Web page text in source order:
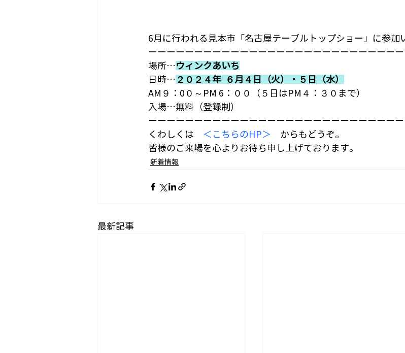
6月に行われる見本市「名古屋テーブルトップショー」に参加
ーーーーーーーーーーーーーーーーーーーーーーーーーーー
場所… ウィンクあいち
日時… ２０２４年  ６月４日（火）・５日（水）
AM９：0０～PM 6：００（５日はPM４：３０まで）
入場…無料（登録制）
ーーーーーーーーーーーーーーーーーーーーーーーーーーー
くわしくは
＜こちらのHP＞
からもどうぞ。
皆様のご来場を心よりお待ち申し上げております。
新着情報
最新記事